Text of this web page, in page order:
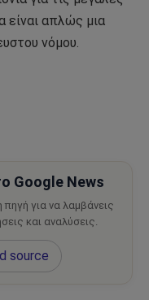
είναι απλώς μια
νόμου.
Google News
για να λαμβάνεις
και αναλύσεις.
source